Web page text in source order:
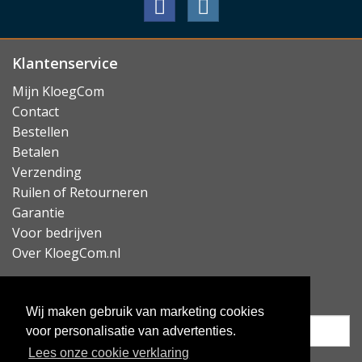
Wij maken gebruik van marketing cookies
voor personalisatie van advertenties.
Lees onze cookie verklaring
Klantenservice
Mijn KloegCom
Contact
Bestellen
Betalen
Verzending
Ruilen of Retourneren
Garantie
Voor bedrijven
Over KloegCom.nl